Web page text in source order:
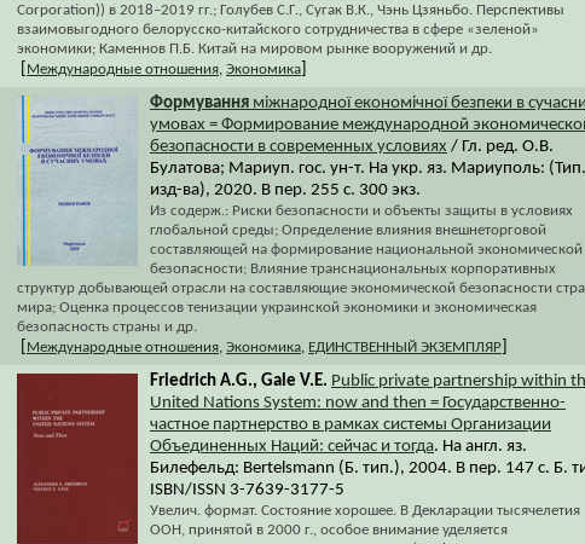
Corporation)) в 2018–2019 гг.; Голубев С.Г., Сугак В.К., Чэнь Цзяньбо. Перспективы
взаимовыгодного белорусско-китайского сотрудничества в сфере «зеленой»
экономики; Каменнов П.Б. Китай на мировом рынке вооружений и др.
Международные отношения Экономика
Формування міжнародної економічної безпеки в
умовах = Формирование международной
безопасности в современных условиях / Гл. ред. О.В.
Булатова; Мариуп. гос. ун-т. На укр. яз. Мариуполь: (Тип.
изд-ва), 2020. В пер. 255 с. 300 экз.
Из содерж.: Риски безопасности и объекты защиты в условиях
глобальной среды; Определение влияния внешнеторговой
составляющей на формирование национальной экономической
безопасности; Влияние транснациональных корпоративных
структур добывающей отрасли на составляющие экономической безопасности
мира; Оценка процессов тенизации украинской экономики и экономическая
безопасность страны и др.
Международные отношения Экономика ЕДИНСТВЕННЫЙ ЭКЗЕМПЛЯР
Friedrich A.G., Gale V.E. Public private partnership within
United Nations System: now and then = Государственно-
частное партнерство в рамках системы Организации
Объединенных Наций: сейчас и тогда. На англ. яз.
Билефельд: Bertelsmann (Б. тип.), 2004. В пер. 147 с. Б.
ISBN/ISSN 3-7639-3177-5
Увелич. формат. Состояние хорошее. В Декларации тысячелетия
ООН, принятой в 2000 г., особое внимание уделяется